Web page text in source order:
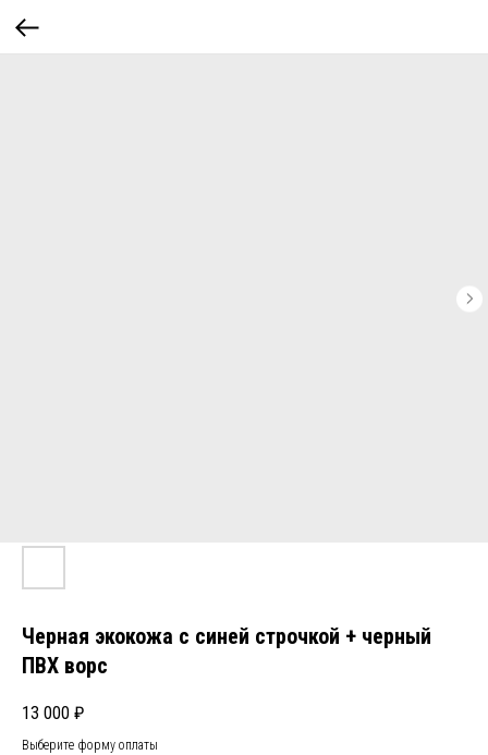
Черная экокожа с синей строчкой + черный
ПВХ ворс
13 000 ₽
Выберите форму оплаты